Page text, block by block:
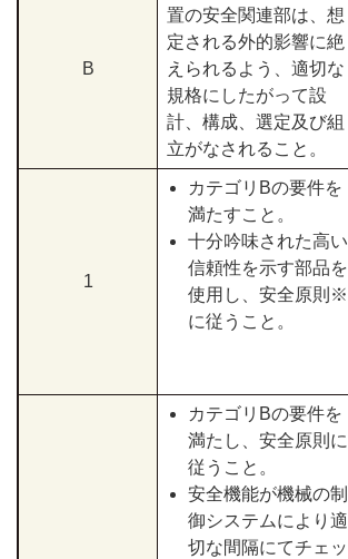
B
置の安全関連部は、想
定される外的影響に絶
えられるよう、適切な
規格にしたがって設
計、構成、選定及び組
立がなされること。
1
カテゴリBの要件を
満たすこと。
十分吟味された高い
信頼性を示す部品を
使用し、安全原則※
に従うこと。
カテゴリBの要件を
満たし、安全原則に
従うこと。
安全機能が機械の制
御システムにより適
切な間隔にてチェッ